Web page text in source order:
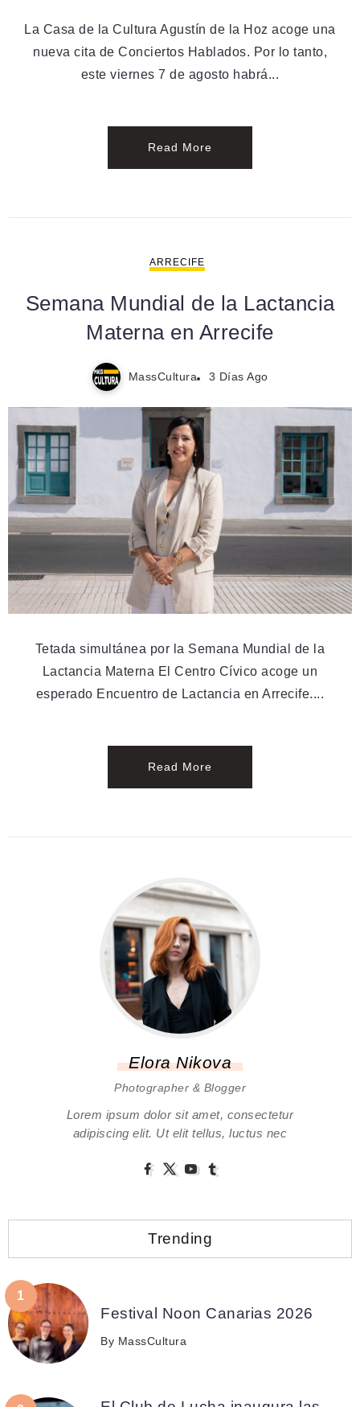
La Casa de la Cultura Agustín de la Hoz acoge una
nueva cita de Conciertos Hablados. Por lo tanto,
este viernes 7 de agosto habrá...
Read More
ARRECIFE
Semana Mundial de la Lactancia
Materna en Arrecife
MassCultura 3 Días Ago
Tetada simultánea por la Semana Mundial de la
Lactancia Materna El Centro Cívico acoge un
esperado Encuentro de Lactancia en Arrecife....
Read More
Elora Nikova
Photographer & Blogger
Lorem ipsum dolor sit amet, consectetur
adipiscing elit. Ut elit tellus, luctus nec
Trending
Festival Noon Canarias 2026
By MassCultura